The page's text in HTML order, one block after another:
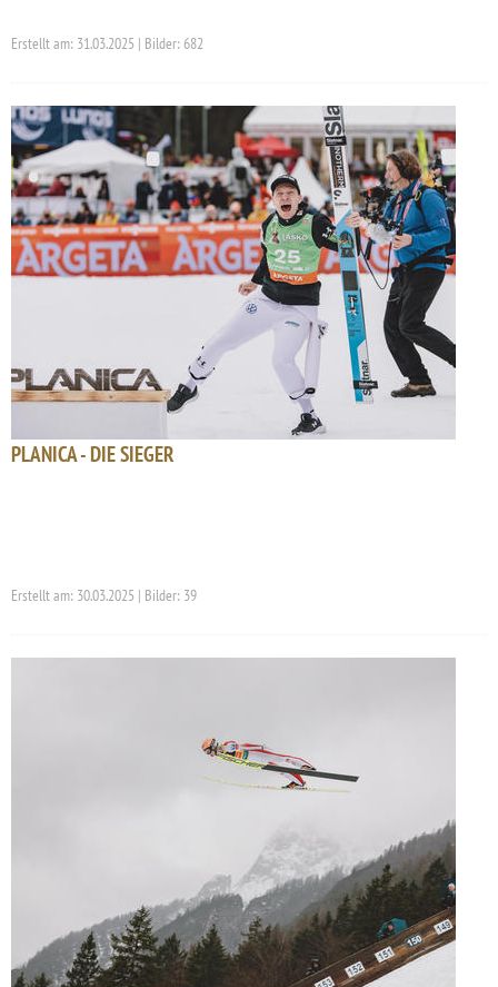
Erstellt am: 31.03.2025 | Bilder: 682
PLANICA - DIE SIEGER
Erstellt am: 30.03.2025 | Bilder: 39